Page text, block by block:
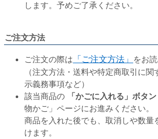
します。予めご了承ください。
ご注文方法
ご注文の際は 「ご注文方法」 をお
（注文方法・送料や特定商取引に
示義務事項など）
該当商品の
「かごに入れる」ボタン
物かご」ページにお進みください。
商品を入れた後でも、取消しや数量
けます。